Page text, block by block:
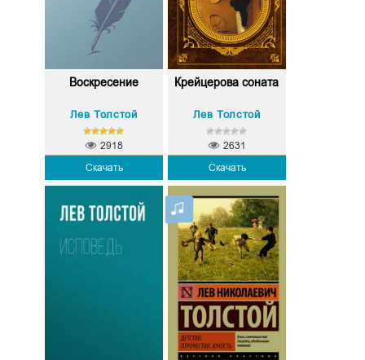
Воскресение
Лев Толстой
Скачать
2918
Крейцерова соната
Лев Толстой
Скачать
2631